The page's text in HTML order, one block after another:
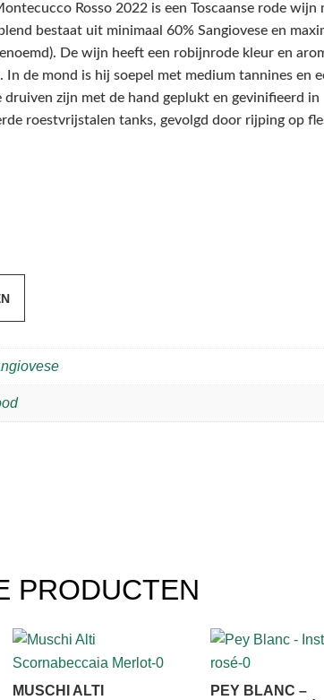
Rosso 2022 is een Toscaanse rode wijn
bestaat uit minimaal 60% Sangiovese en
De wijn heeft een robijnrode kleur en
In de mond is hij soepel met medium tannines en
zijn met de hand geplukt en gevinifieerd in
roestvrijstalen tanks, gevolgd door rijping op
PRODUCTEN
MUSCHI ALTI
PEY BLANC –